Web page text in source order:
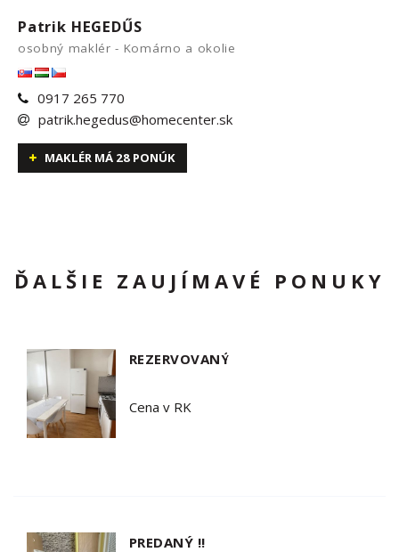
Patrik HEGEDŰS
osobný maklér - Komárno a okolie
0917 265 770
patrik.hegedus@homecenter.sk
MAKLÉR MÁ 28 PONÚK
ĎALŠIE ZAUJÍMAVÉ PONUKY
REZERVOVANÝ
Cena v RK
PREDANÝ !!